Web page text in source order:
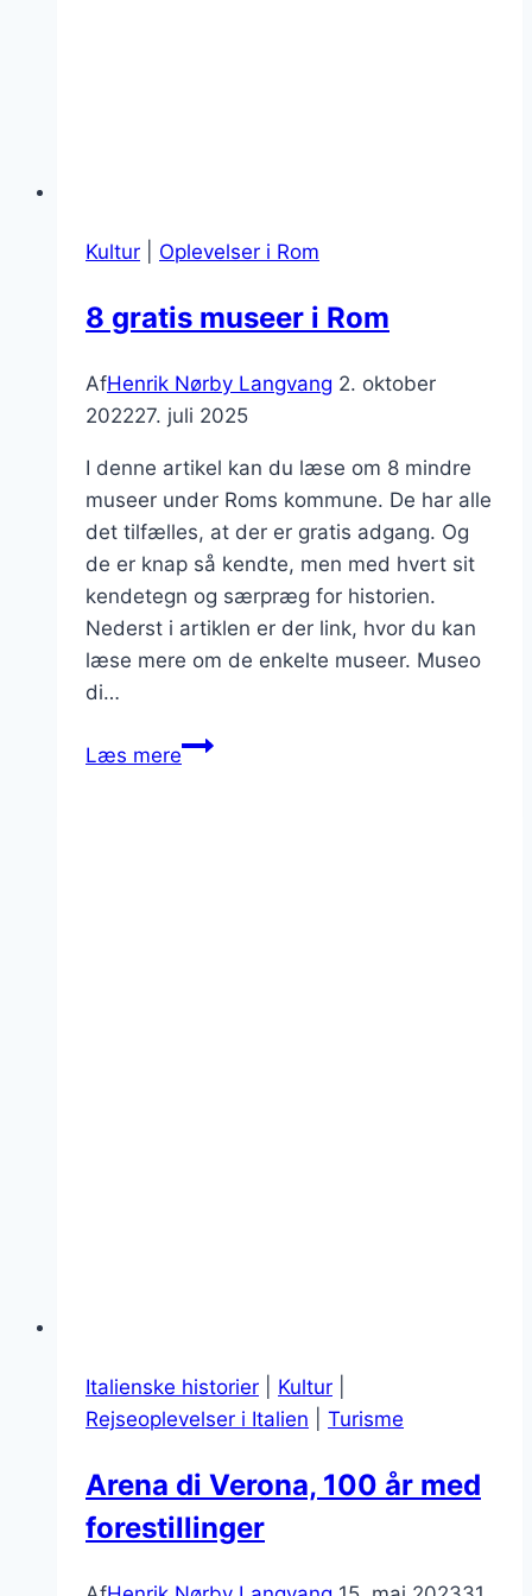
Kultur Oplevelser i Rom
8 gratis museer i Rom
AfHenrik Nørby Langvang 2. oktober
202227. juli 2025
I denne artikel kan du læse om 8 mindre
museer under Roms kommune. De har alle
det tilfælles, at der er gratis adgang. Og
de er knap så kendte, men med hvert sit
kendetegn og særpræg for historien.
Nederst i artiklen er der link, hvor du kan
læse mere om de enkelte museer. Museo
di…
Læs mere8
Italienske historier Kultur
Rejseoplevelser i Italien
Turisme
Arena di Verona, 100 år med
forestillinger